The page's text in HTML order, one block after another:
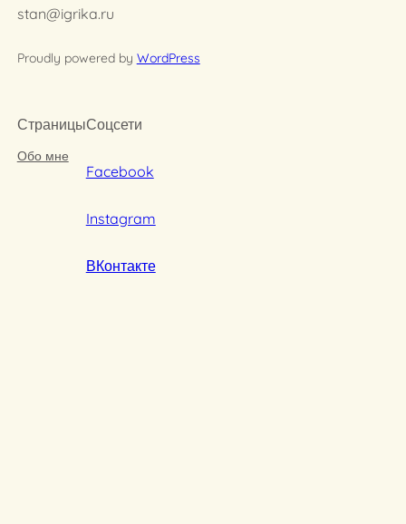
stan@igrika.ru
Proudly powered by WordPress
Страницы
Обо мне
Соцсети
Facebook
Instagram
ВКонтакте